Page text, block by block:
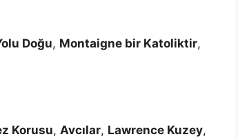
Doğu, Montaigne bir Katoliktir,
Korusu, Avcılar, Lawrence Kuzey,